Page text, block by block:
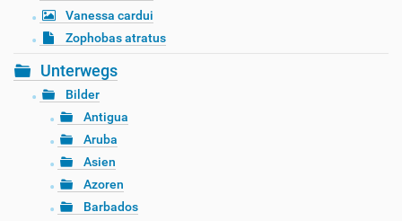
Vanessa cardui
Zophobas atratus
Unterwegs
Bilder
Antigua
Aruba
Asien
Azoren
Barbados